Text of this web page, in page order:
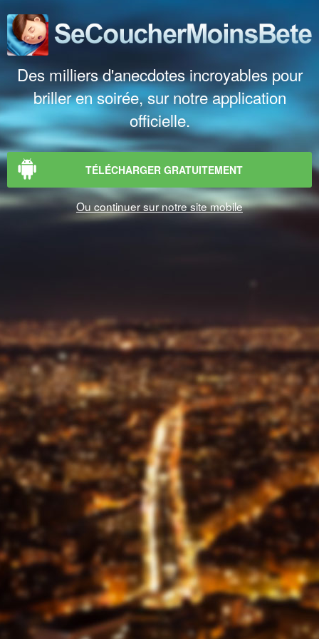
Des milliers d'anecdotes incroyables pour
briller en soirée, sur notre application
officielle.
TÉLÉCHARGER GRATUITEMENT
Ou continuer sur notre site mobile